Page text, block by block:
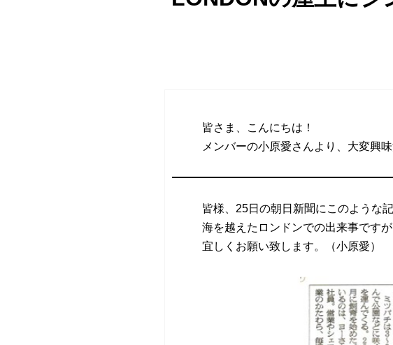
皆さま、こんにちは！
メンバーの小原愛さんより、大変興
皆様、25日の朝日新聞にこのような
海を越えたロンドンでの出来事です
宜しくお願い致します。（小原愛）